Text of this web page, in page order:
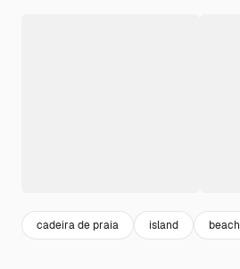
cadeira de praia island beach